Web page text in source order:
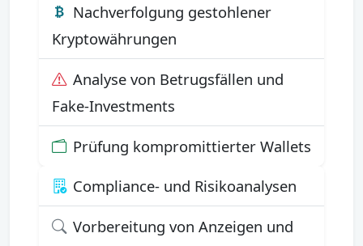
Nachverfolgung gestohlener
Kryptowährungen
Analyse von Betrugsfällen und
Fake-Investments
Prüfung kompromittierter Wallets
Compliance- und Risikoanalysen
Vorbereitung von Anzeigen und